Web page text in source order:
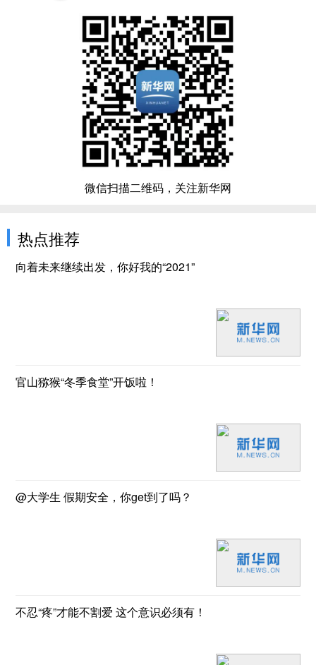
微信扫描二维码，关注新华网
热点推荐
向着未来继续出发，你好我的“2021”
官山猕猴“冬季食堂”开饭啦！
@大学生 假期安全，你get到了吗？
不忍“疼”才能不割爱 这个意识必须有！